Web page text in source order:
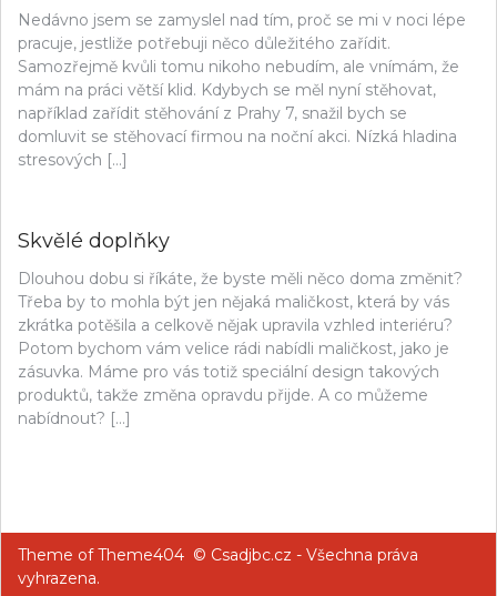
Nedávno jsem se zamyslel nad tím, proč se mi v noci lépe
pracuje, jestliže potřebuji něco důležitého zařídit.
Samozřejmě kvůli tomu nikoho nebudím, ale vnímám, že
mám na práci větší klid. Kdybych se měl nyní stěhovat,
například zařídit stěhování z Prahy 7, snažil bych se
domluvit se stěhovací firmou na noční akci. Nízká hladina
stresových […]
Skvělé doplňky
Dlouhou dobu si říkáte, že byste měli něco doma změnit?
Třeba by to mohla být jen nějaká maličkost, která by vás
zkrátka potěšila a celkově nějak upravila vzhled interiéru?
Potom bychom vám velice rádi nabídli maličkost, jako je
zásuvka. Máme pro vás totiž speciální design takových
produktů, takže změna opravdu přijde. A co můžeme
nabídnout? […]
Theme ofTheme404 © Csadjbc.cz - Všechna práva
vyhrazena.